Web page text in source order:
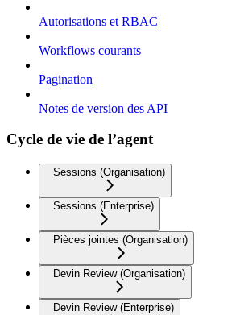
Autorisations et RBAC
Workflows courants
Pagination
Notes de version des API
Cycle de vie de l’agent
Sessions (Organisation)
Sessions (Enterprise)
Pièces jointes (Organisation)
Devin Review (Organisation)
Devin Review (Enterprise)